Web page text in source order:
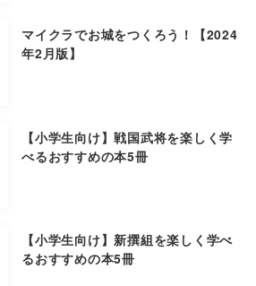
マイクラでお城をつくろう！【2024
年2月版】
【小学生向け】戦国武将を楽しく学
べるおすすめの本5冊
【小学生向け】新撰組を楽しく学べ
るおすすめの本5冊